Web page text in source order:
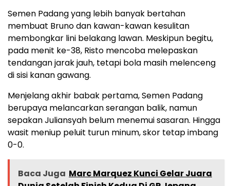
Semen Padang yang lebih banyak bertahan
membuat Bruno dan kawan-kawan kesulitan
membongkar lini belakang lawan. Meskipun begitu,
pada menit ke-38, Risto mencoba melepaskan
tendangan jarak jauh, tetapi bola masih melenceng
di sisi kanan gawang.
Menjelang akhir babak pertama, Semen Padang
berupaya melancarkan serangan balik, namun
sepakan Juliansyah belum menemui sasaran. Hingga
wasit meniup peluit turun minum, skor tetap imbang
0-0.
Baca Juga Marc Marquez Kunci Gelar Juara